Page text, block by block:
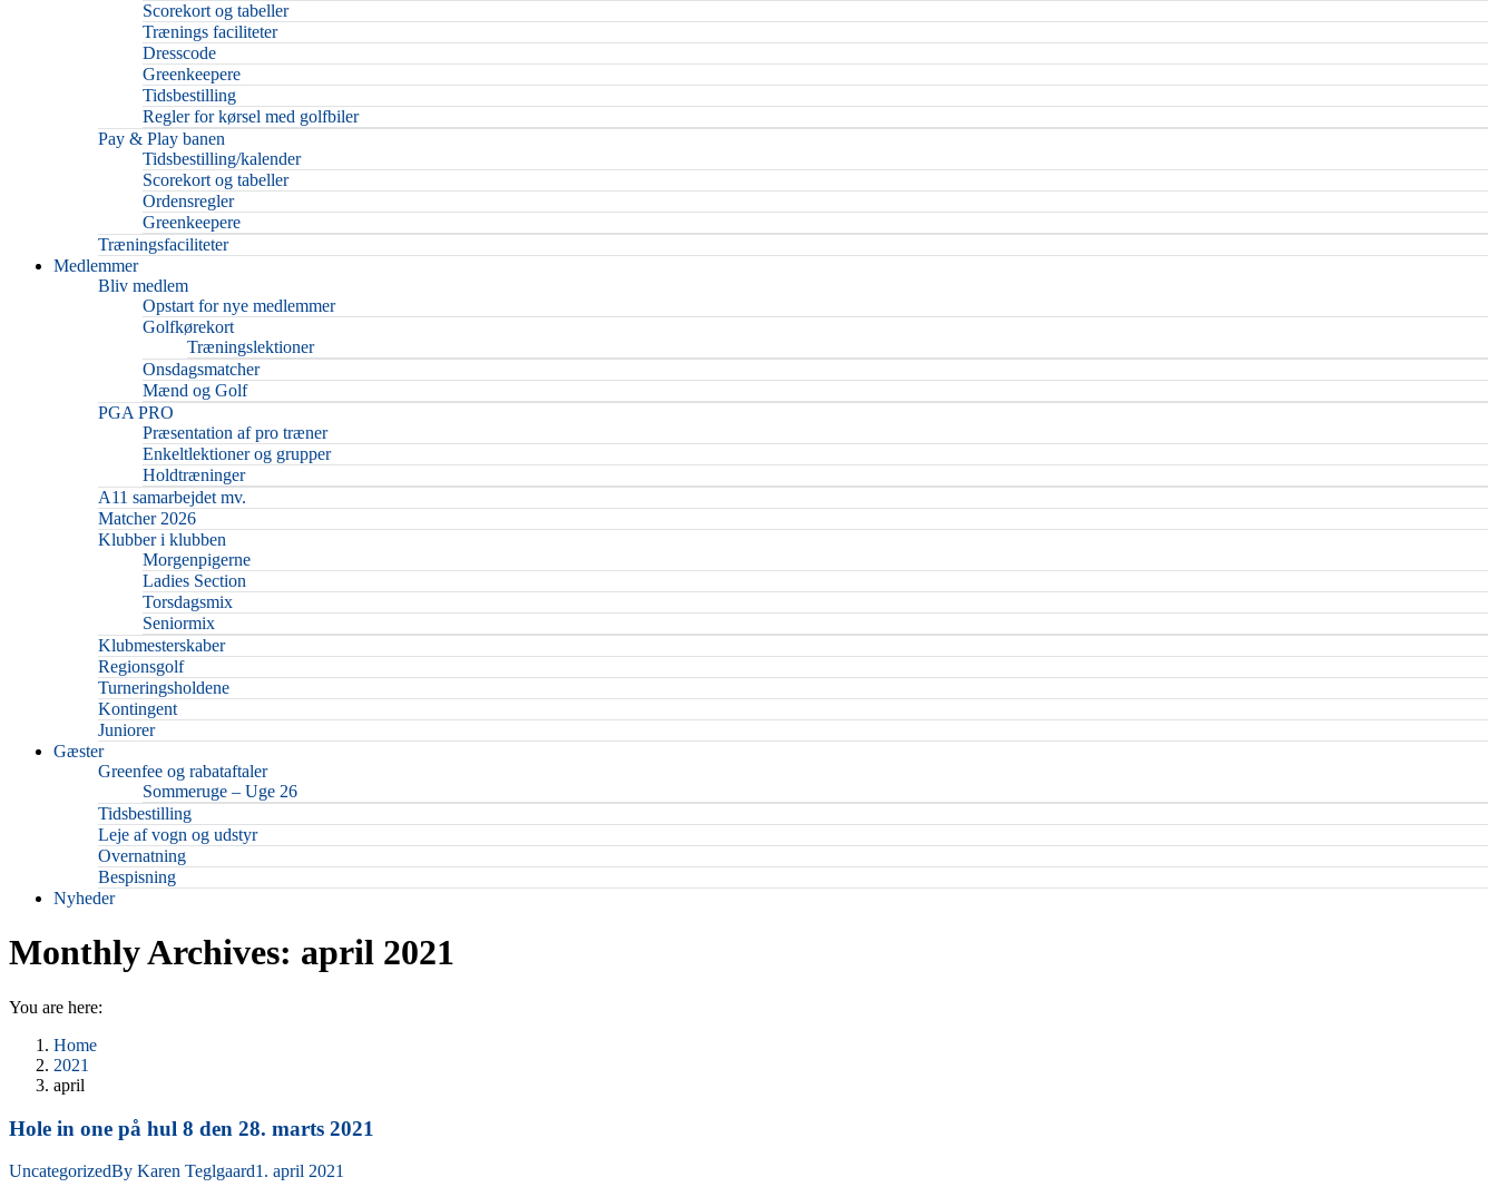
Scorekort og tabeller
Trænings faciliteter
Dresscode
Greenkeepere
Tidsbestilling
Regler for kørsel med golfbiler
Pay & Play banen
Tidsbestilling/kalender
Scorekort og tabeller
Ordensregler
Greenkeepere
Træningsfaciliteter
Medlemmer
Bliv medlem
Opstart for nye medlemmer
Golfkørekort
Træningslektioner
Onsdagsmatcher
Mænd og Golf
PGA PRO
Præsentation af pro træner
Enkeltlektioner og grupper
Holdtræninger
A11 samarbejdet mv.
Matcher 2026
Klubber i klubben
Morgenpigerne
Ladies Section
Torsdagsmix
Seniormix
Klubmesterskaber
Regionsgolf
Turneringsholdene
Kontingent
Juniorer
Gæster
Greenfee og rabataftaler
Sommeruge – Uge 26
Tidsbestilling
Leje af vogn og udstyr
Overnatning
Bespisning
Nyheder
Monthly Archives: april 2021
You are here:
Home
2021
april
Hole in one på hul 8 den 28. marts 2021
UncategorizedBy Karen Teglgaard1. april 2021